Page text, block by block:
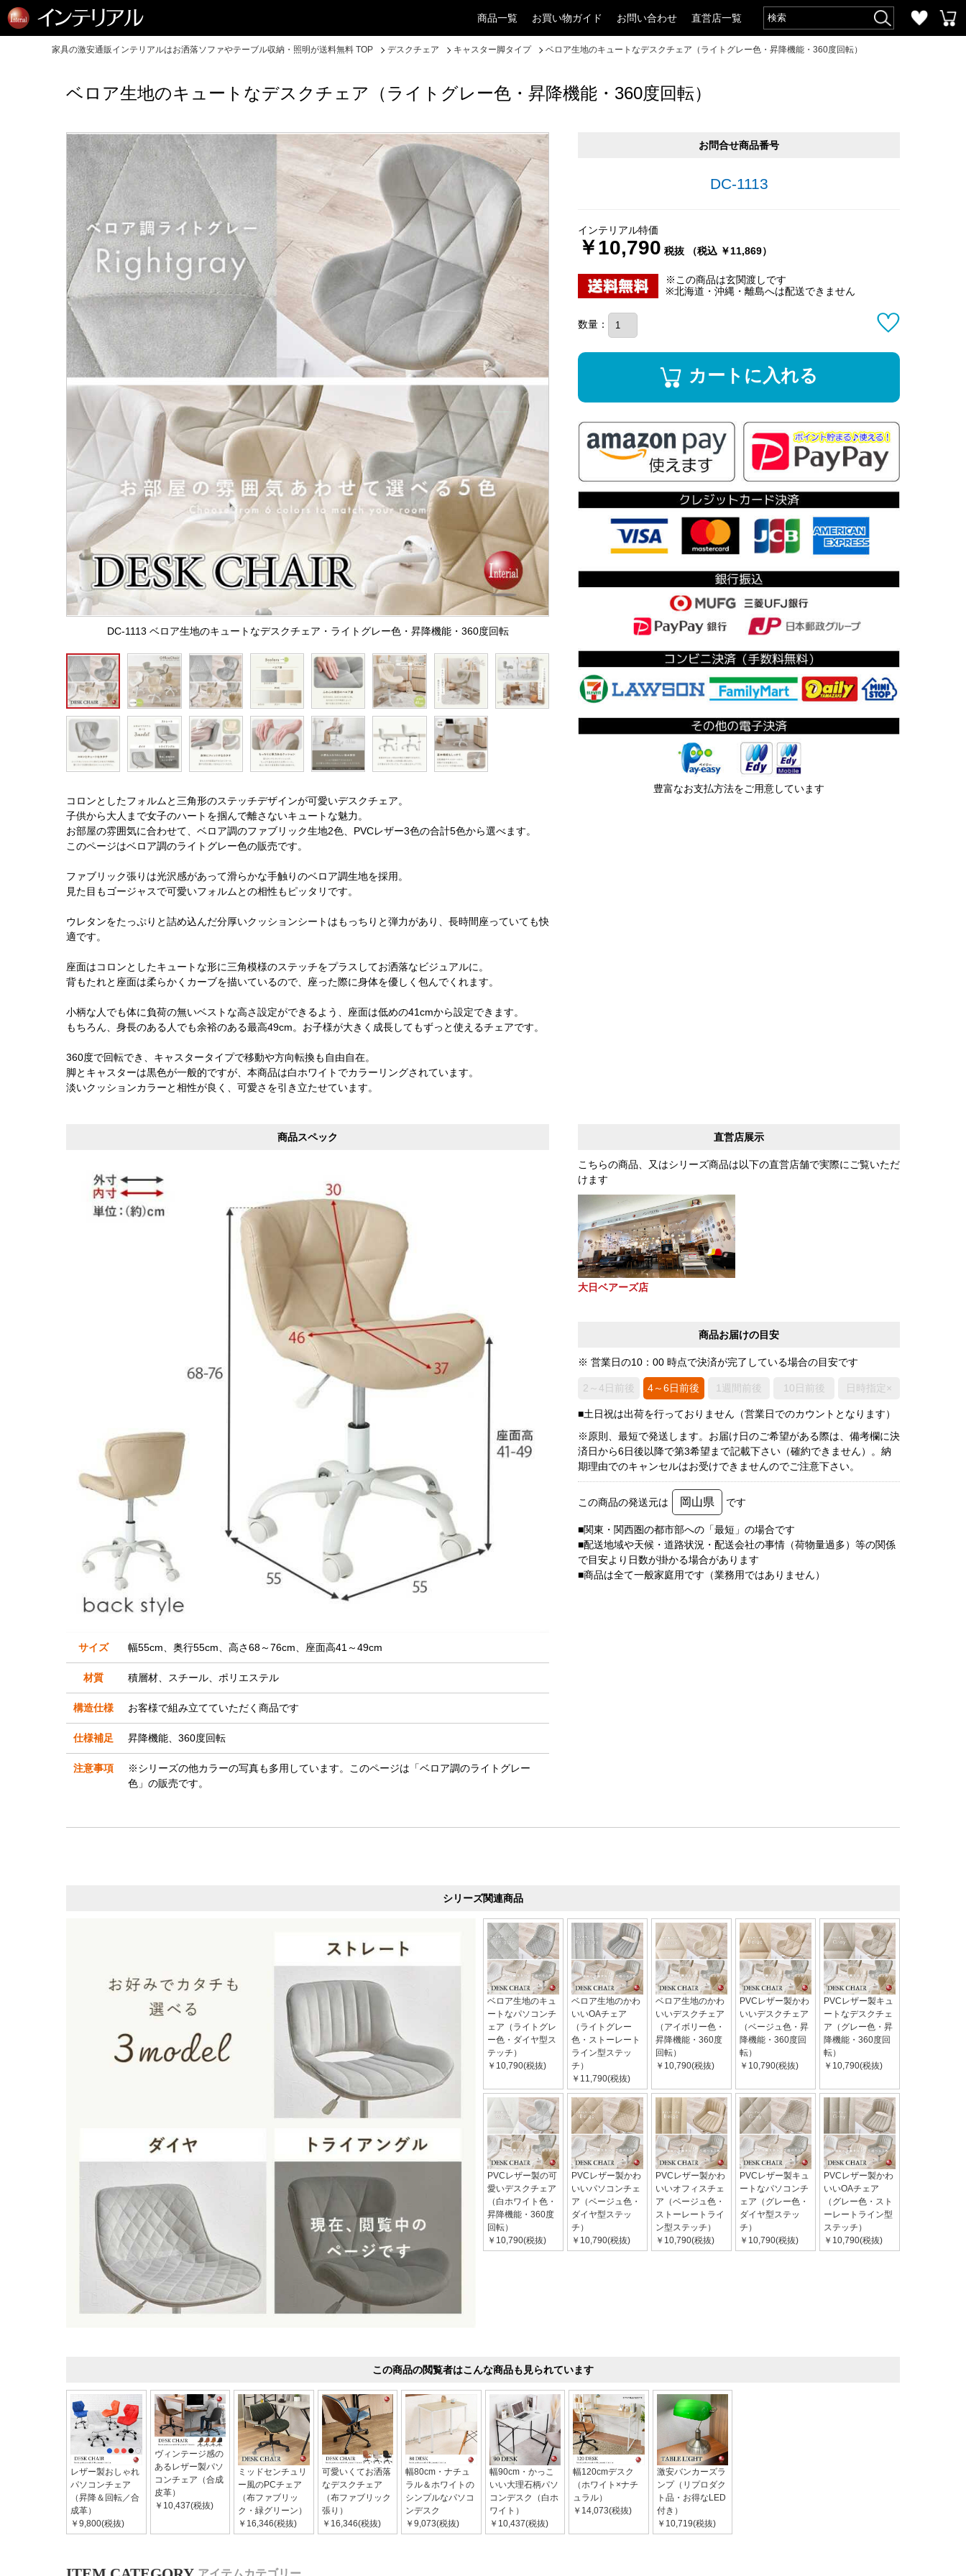
商品一覧 お買い物ガイド お問い合わせ 直営店一覧
家具の激安通販インテリアルはお洒落ソファやテーブル収納・照明が送料無料 TOP デスクチェア キャスター脚タイプ ベロア生地のキュートなデスクチェア（ライトグレー色・昇降機能・360度回転）
ベロア生地のキュートなデスクチェア（ライトグレー色・昇降機能・360度回転）
DC-1113 ベロア生地のキュートなデスクチェア・ライトグレー色・昇降機能・360度回転
コロンとしたフォルムと三角形のステッチデザインが可愛いデスクチェア。
子供から大人まで女子のハートを掴んで離さないキュートな魅力。
お部屋の雰囲気に合わせて、ベロア調のファブリック生地2色、PVCレザー3色の合計5色から選べます。
このページはベロア調のライトグレー色の販売です。
ファブリック張りは光沢感があって滑らかな手触りのベロア調生地を採用。
見た目もゴージャスで可愛いフォルムとの相性もピッタリです。
ウレタンをたっぷりと詰め込んだ分厚いクッションシートはもっちりと弾力があり、長時間座っていても快
適です。
座面はコロンとしたキュートな形に三角模様のステッチをプラスしてお洒落なビジュアルに。
背もたれと座面は柔らかくカーブを描いているので、座った際に身体を優しく包んでくれます。
小柄な人でも体に負荷の無いベストな高さ設定ができるよう、座面は低めの41cmから設定できます。
もちろん、身長のある人でも余裕のある最高49cm。お子様が大きく成長してもずっと使えるチェアです。
360度で回転でき、キャスタータイプで移動や方向転換も自由自在。
脚とキャスターは黒色が一般的ですが、本商品は白ホワイトでカラーリングされています。
淡いクッションカラーと相性が良く、可愛さを引き立たせています。
お問合せ商品番号
DC-1113
インテリアル特価
￥10,790 税抜 （税込 ￥11,869）
※この商品は玄関渡しです
※北海道・沖縄・離島へは配送できません
数量：
カートに入れる
豊富なお支払方法をご用意しています
直営店展示
こちらの商品、又はシリーズ商品は以下の直営店舗で実際にご覧いただ
けます
大日ベアーズ店
商品お届けの目安
※ 営業日の10：00 時点で決済が完了している場合の目安です
2～4日前後 4～6日前後 1週間前後 10日前後 日時指定×
■土日祝は出荷を行っておりません（営業日でのカウントとなります）
※原則、最短で発送します。お届け日のご希望がある際は、備考欄に決
済日から6日後以降で第3希望まで記載下さい（確約できません）。納
期理由でのキャンセルはお受けできませんのでご注意下さい。
この商品の発送元は 岡山県 です
■関東・関西圏の都市部への「最短」の場合です
■配送地域や天候・道路状況・配送会社の事情（荷物量過多）等の関係
で目安より日数が掛かる場合があります
■商品は全て一般家庭用です（業務用ではありません）
商品スペック
サイズ 幅55cm、奥行55cm、高さ68～76cm、座面高41～49cm
材質 積層材、スチール、ポリエステル
構造仕様 お客様で組み立てていただく商品です
仕様補足 昇降機能、360度回転
注意事項
※シリーズの他カラーの写真も多用しています。このページは「ベロア調のライトグレー
色」の販売です。
シリーズ関連商品
ベロア生地のキュ
ートなパソコンチ
ェア（ライトグレ
ー色・ダイヤ型ス
テッチ）
￥10,790(税抜)
ベロア生地のかわ
いいOAチェア
（ライトグレー
色・ストーレート
ライン型ステッ
チ）
￥11,790(税抜)
ベロア生地のかわ
いいデスクチェア
（アイボリー色・
昇降機能・360度
回転）
￥10,790(税抜)
PVCレザー製かわ
いいデスクチェア
（ベージュ色・昇
降機能・360度回
転）
￥10,790(税抜)
PVCレザー製キュ
ートなデスクチェ
ア（グレー色・昇
降機能・360度回
転）
￥10,790(税抜)
PVCレザー製の可
愛いデスクチェア
（白ホワイト色・
昇降機能・360度
回転）
￥10,790(税抜)
PVCレザー製かわ
いいパソコンチェ
ア（ベージュ色・
ダイヤ型ステッ
チ）
￥10,790(税抜)
PVCレザー製かわ
いいオフィスチェ
ア（ベージュ色・
ストーレートライ
ン型ステッチ）
￥10,790(税抜)
PVCレザー製キュ
ートなパソコンチ
ェア（グレー色・
ダイヤ型ステッ
チ）
￥10,790(税抜)
PVCレザー製かわ
いいOAチェア
（グレー色・スト
ーレートライン型
ステッチ）
￥10,790(税抜)
この商品の閲覧者はこんな商品も見られています
レザー製おしゃれ
パソコンチェア
（昇降＆回転／合
成革）
￥9,800(税抜)
ヴィンテージ感の
あるレザー製パソ
コンチェア（合成
皮革）
￥10,437(税抜)
ミッドセンチュリ
ー風のPCチェア
（布ファブリッ
ク・緑グリーン）
￥16,346(税抜)
可愛いくてお洒落
なデスクチェア
（布ファブリック
張り）
￥16,346(税抜)
幅80cm・ナチュ
ラル＆ホワイトの
シンプルなパソコ
ンデスク
￥9,073(税抜)
幅90cm・かっこ
いい大理石柄パソ
コンデスク（白ホ
ワイト）
￥10,437(税抜)
幅120cmデスク
（ホワイト×ナチ
ュラル）
￥14,073(税抜)
激安バンカーズラ
ンプ（リプロダク
ト品・お得なLED
付き）
￥10,719(税抜)
アイテムカテゴリー